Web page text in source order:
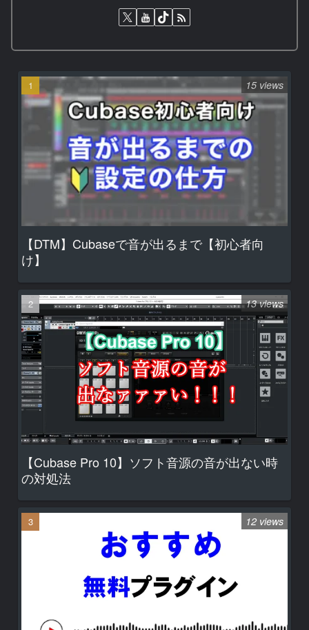
【DTM】Cubaseで音が出るまで【初心者向
け】
15 views
【Cubase Pro 10】ソフト音源の音が出ない時
の対処法
13 views
12 views